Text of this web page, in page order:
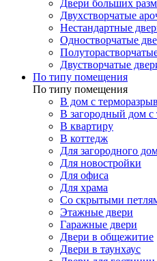
Двери больших
Двухстворчатые
Нестандартные
Одностворчатые
Двустворчатые
По типу помещения
По типу помещения
В дом с
В загородный дом с
В квартиру
В коттедж
Для загородного
Для новостройки
Для офиса
Для храма
Со скрытыми
Этажные двери
Гаражные двери
Двери в общежитие
Двери в таунхаус